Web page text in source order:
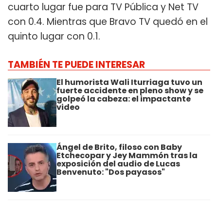
cuarto lugar fue para TV Pública y Net TV
con 0.4. Mientras que Bravo TV quedó en el
quinto lugar con 0.1.
TAMBIÉN TE PUEDE INTERESAR
El humorista Wali Iturriaga tuvo un
fuerte accidente en pleno show y se
golpeó la cabeza: el impactante
video
Ángel de Brito, filoso con Baby
Etchecopar y Jey Mammón tras la
exposición del audio de Lucas
Benvenuto: "Dos payasos"